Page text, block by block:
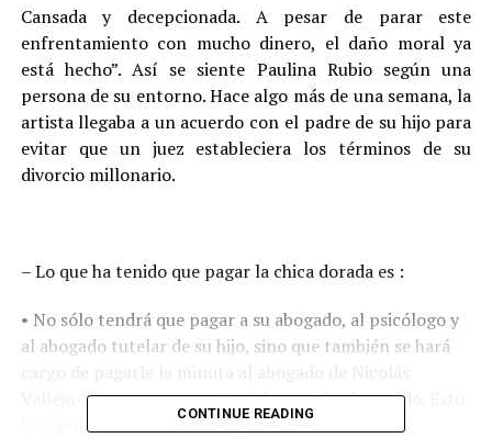
Cansada y decepcionada. A pesar de parar este
enfrentamiento con mucho dinero, el daño moral ya
está hecho”. Así se siente Paulina Rubio según una
persona de su entorno. Hace algo más de una semana, la
artista llegaba a un acuerdo con el padre de su hijo para
evitar que un juez estableciera los términos de su
divorcio millonario.
– Lo que ha tenido que pagar la chica dorada es :
• No sólo tendrá que pagar a su abogado, al psicólogo y
al abogado tutelar de su hijo, sino que también se hará
cargo de pagarle la minuta al abogado de Nicolás
Vallejo-Nágera, como parte del acuerdo alcanzado. Esto
le supone a la cantante un gasto de alrededor de
CONTINUE READING